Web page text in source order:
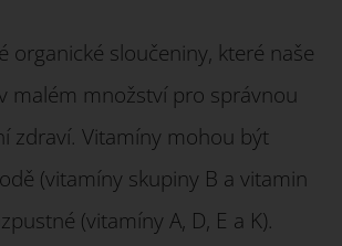
organické sloučeniny, které naše
malém množství pro správnou
zdraví. Vitamíny mohou být
(vitamíny skupiny B a vitamin
(vitamíny A, D, E a K).